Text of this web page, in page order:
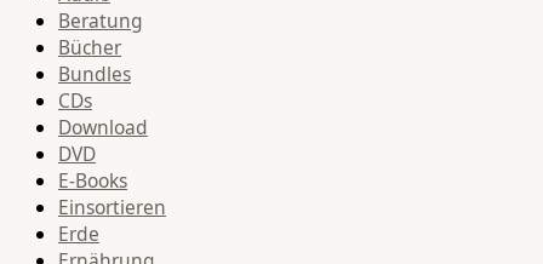
Beratung
Bücher
Bundles
CDs
Download
DVD
E-Books
Einsortieren
Erde